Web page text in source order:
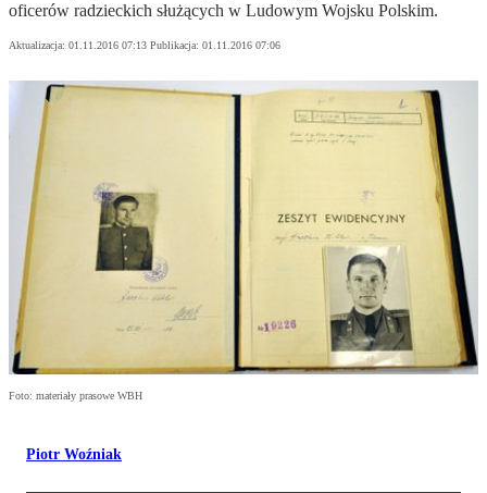
oficerów radzieckich służących w Ludowym Wojsku Polskim.
Aktualizacja: 01.11.2016 07:13 Publikacja: 01.11.2016 07:06
Foto: materiały prasowe WBH
Piotr Woźniak